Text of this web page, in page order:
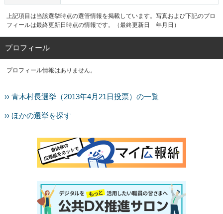
上記項目は当該選挙時点の選管情報を掲載しています。写真および下記のプロ
フィールは最終更新日時点の情報です。（最終更新日 年月日）
プロフィール
プロフィール情報はありません。
›› 青木村長選挙（2013年4月21日投票）の一覧
›› ほかの選挙を探す